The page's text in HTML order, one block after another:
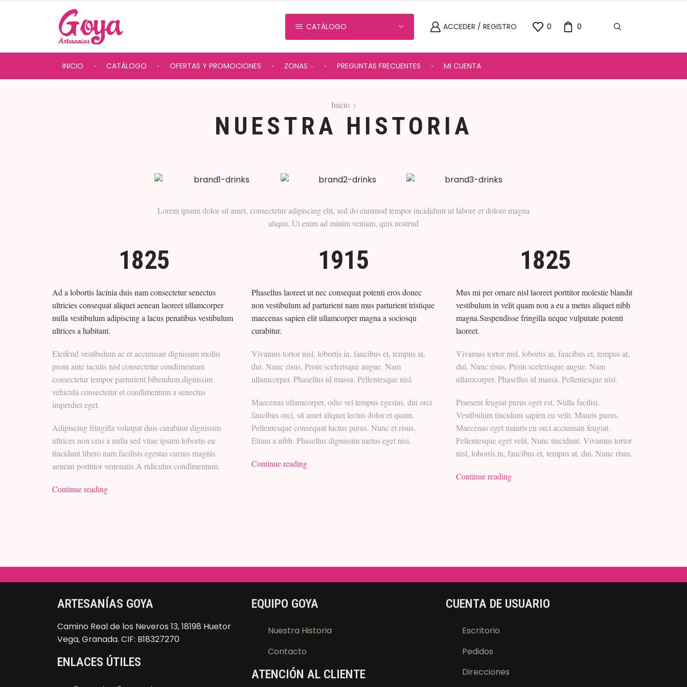
CATÁLOGO ACCEDER / REGISTRO 0 0
INICIO CATÁLOGO OFERTAS Y PROMOCIONES ZONAS PREGUNTAS FRECUENTES MI CUENTA
Inicio
NUESTRA HISTORIA
Lorem ipsum dolor sit amet, consectetur adipiscing elit, sed do eiusmod tempor incididunt ut labore et dolore magna
aliqua. Ut enim ad minim veniam, quis nostrud
1825
Ad a lobortis lacinia duis nam consectetur senectus
ultricies consequat aliquet aenean laoreet ullamcorper
nulla vestibulum adipiscing a lacus penatibus vestibulum
ultrices a habitant.
Eleifend vestibulum ac et accumsan dignissim mollis
proin ante iaculis nisl consectetur condimentum
consectetur tempor parturient bibendum dignissim
vehicula consectetur et condimentum a senectus
imperdiet eget.
Adipiscing fringilla volutpat duis curabitur dignissim
ultrices non cras a nulla sed vitae ipsum lobortis eu
tincidunt libero nam facilisis egestas cursus magnis
aenean porttitor venenatis.A ridiculus condimentum.
Continue reading
1915
Phasellus laoreet ut nec consequat potenti eros donec
non vestibulum ad parturient nam mus parturient tristique
maecenas sapien elit ullamcorper magna a sociosqu
curabitur.
Vivamus tortor nisl, lobortis in, faucibus et, tempus at,
dui. Nunc risus. Proin scelerisque augue. Nam
ullamcorper. Phasellus id massa. Pellentesque nisl.
Maecenas ullamcorper, odio vel tempus egestas, dui orci
faucibus orci, sit amet aliquet lectus dolor et quam.
Pellentesque consequat luctus purus. Nunc et risus.
Etiam a nibh. Phasellus dignissim metus eget nisi.
Continue reading
1825
Mus mi per ornare nisl laoreet porttitor molestie blandit
vestibulum in velit quam non a eu a metus aliquet nibh
magna.Suspendisse fringilla neque vulputate potenti
laoreet.
Vivamus tortor nisl, lobortis in, faucibus et, tempus at,
dui. Nunc risus. Proin scelerisque augue. Nam
ullamcorper. Phasellus id massa. Pellentesque nisl.
Praesent feugiat purus eget est. Nulla facilisi.
Vestibulum tincidunt sapien eu velit. Mauris purus.
Maecenas eget mauris eu orci accumsan feugiat.
Pellentesque eget velit. Nunc tincidunt. Vivamus tortor
nisl, lobortis in, faucibus et, tempus at, dui. Nunc risus.
Continue reading
ARTESANÍAS GOYA
Camino Real de los Neveros 13, 18198 Huetor
Vega, Granada. CIF: B18327270
ENLACES ÚTILES
EQUIPO GOYA
Nuestra Historia
Contacto
ATENCIÓN AL CLIENTE
CUENTA DE USUARIO
Escritorio
Pedidos
Direcciones